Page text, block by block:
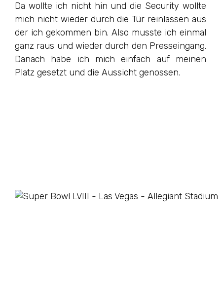
Da wollte ich nicht hin und die Security wollte
mich nicht wieder durch die Tür reinlassen aus
der ich gekommen bin. Also musste ich einmal
ganz raus und wieder durch den Presseingang.
Danach habe ich mich einfach auf meinen
Platz gesetzt und die Aussicht genossen.